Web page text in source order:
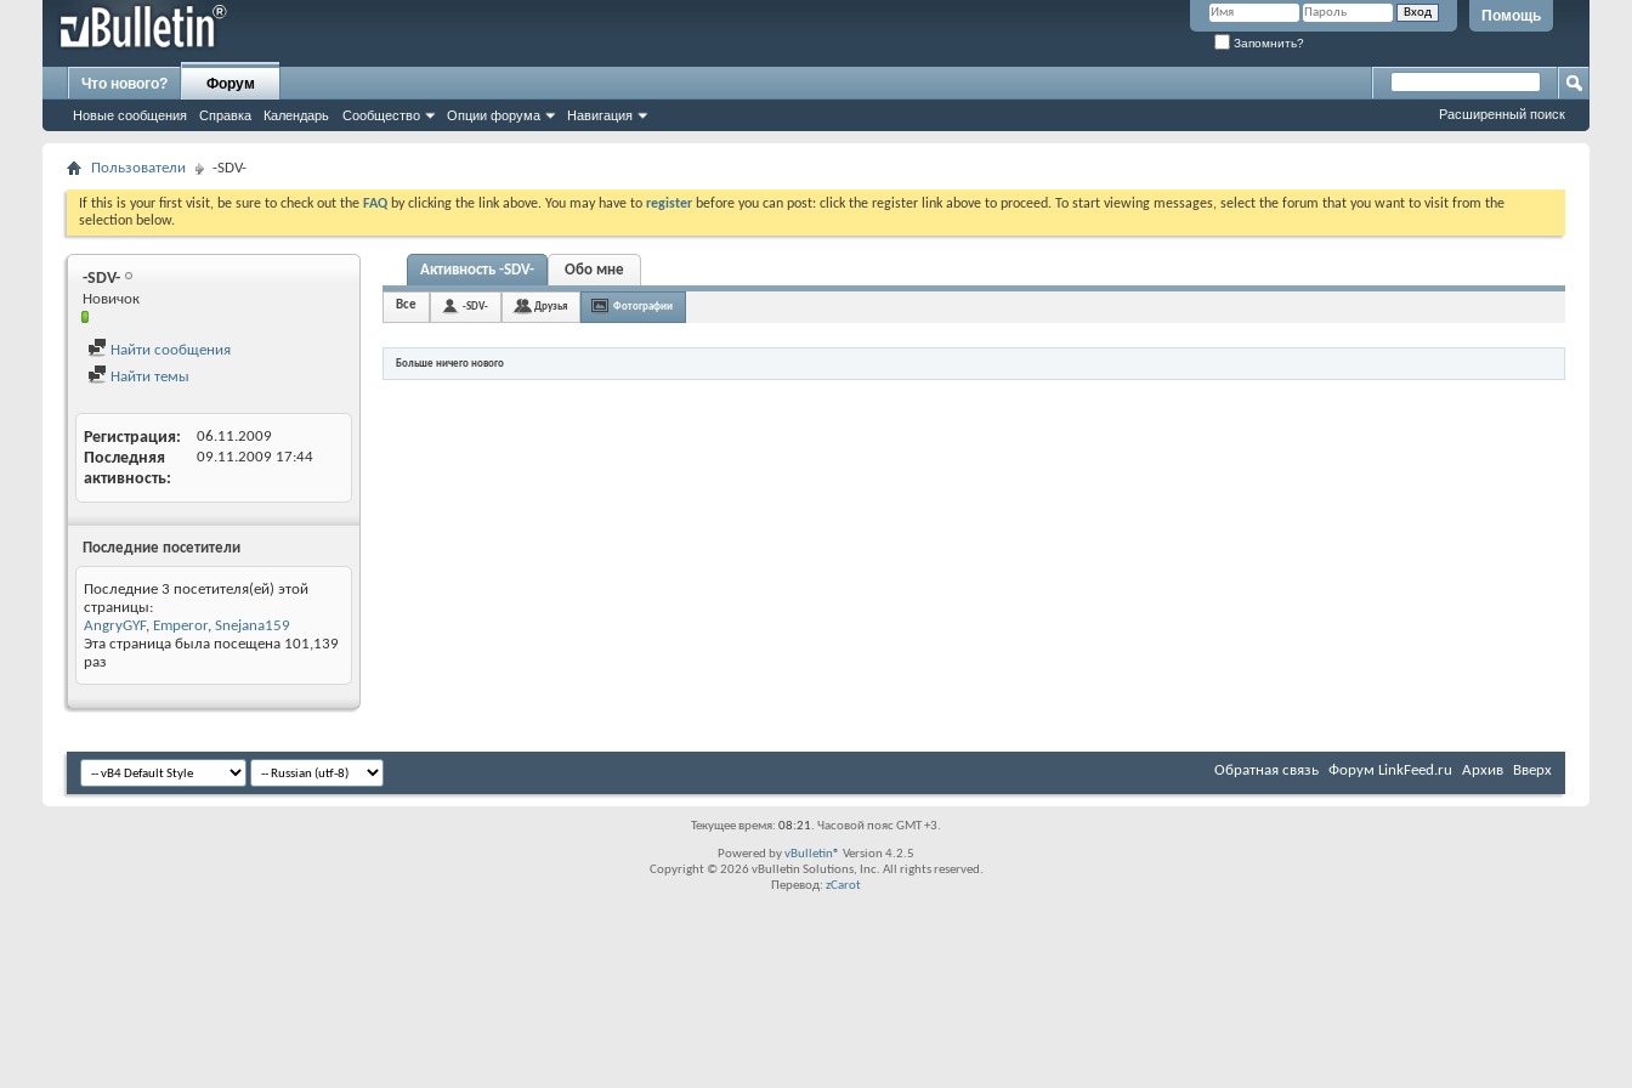
Помощь
Запомнить?
Что нового? Форум
Новые сообщения Справка Календарь Сообщество Опции форума Навигация Расширенный поиск
Пользователи -SDV-
If this is your first visit, be sure to check out the FAQ by clicking the link above. You may have to register before you can post: click the register link above to proceed. To start viewing messages, select the forum that you want to visit from the
selection below.
-SDV-
Новичок
Найти сообщения
Найти темы
Регистрация 06.11.2009
Последняя
активность
09.11.2009 17:44
Последние посетители
Последние 3 посетителя(ей) этой
страницы:
AngryGYF, Emperor, Snejana159
Эта страница была посещена 101,139
раз
Активность -SDV- Обо мне
Все -SDV- Друзья Фотографии
Больше ничего нового
Обратная связь Форум LinkFeed.ru Архив Вверх
Текущее время: 08:21. Часовой пояс GMT +3.
Powered byvBulletin® Version 4.2.5
Copyright © 2026 vBulletin Solutions, Inc. All rights reserved.
Перевод: zCarot